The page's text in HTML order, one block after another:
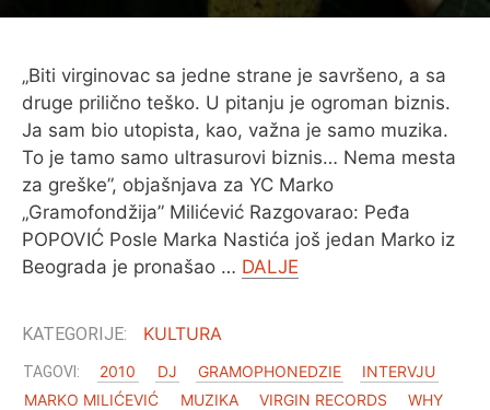
„Biti virginovac sa jedne strane je savršeno, a sa
druge prilično teško. U pitanju je ogroman biznis.
Ja sam bio utopista, kao, važna je samo muzika.
To je tamo samo ultrasurovi biznis… Nema mesta
za greške”, objašnjava za YC Marko
„Gramofondžija” Milićević Razgovarao: Peđa
POPOVIĆ Posle Marka Nastića još jedan Marko iz
Beograda je pronašao … DALJE
KULTURA
2010 DJ GRAMOPHONEDZIE
INTERVJU
MARKO MILIĆEVIĆ
MUZIKA VIRGIN RECORDS
WHY